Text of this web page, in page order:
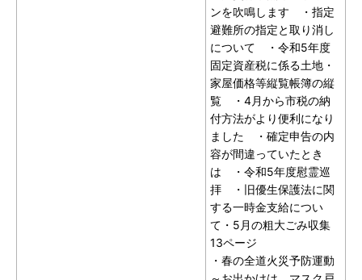
ンを吹鳴します ・指定
避難所の指定と取り消し
について ・令和5年度
固定資産税に係る土地・
家屋価格等縦覧帳簿の縦
覧 ・4月から市税の納
付方法がより便利になり
ました ・確定申告の内
容が間違っていたとき
は ・令和5年度慰霊巡
拝 ・旧優生保護法に関
する一時金支給につい
て・5月の粗大ごみ収集
13ページ
・春の全道火災予防運動